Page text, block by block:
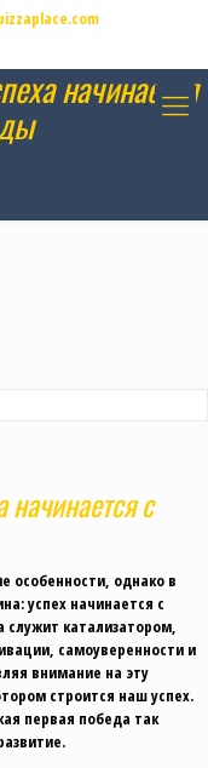
начинается
с
особенности, однако в
успех начинается с
катализатором,
самоуверенности и
внимание на эту
строится наш успех.
первая победа так